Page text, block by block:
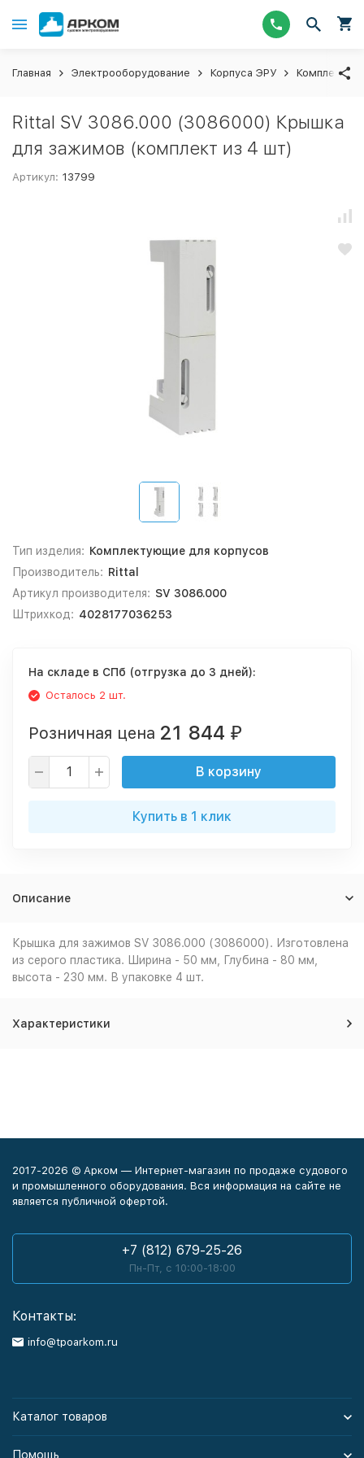
Главная Электрооборудование Корпуса ЭРУ
Rittal SV 3086.000 (3086000) Крышка
для зажимов (комплект из 4 шт)
Артикул: 13799
Тип изделия: Комплектующие для корпусов
Производитель: Rittal
Артикул производителя: SV 3086.000
Штрихкод: 4028177036253
На складе в СПб (отгрузка до 3 дней):
Осталось 2 шт.
Розничная цена 21 844 ₽
В корзину
Купить в 1 клик
Описание
Крышка для зажимов SV 3086.000 (3086000). Изготовлена
из серого пластика. Ширина - 50 мм, Глубина - 80 мм,
высота - 230 мм. В упаковке 4 шт.
Характеристики
2017-2026 © Арком — Интернет-магазин по продаже судового
и промышленного оборудования. Вся информация на сайте не
является публичной офертой.
+7 (812) 679-25-26
Пн-Пт, с 10:00-18:00
Контакты:
info@tpoarkom.ru
Каталог товаров
Помощь